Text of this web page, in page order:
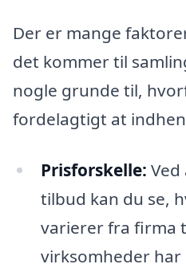
Der er mange
det kommer til
nogle grunde til,
fordelagtigt at
Prisforskelle:
tilbud kan du se,
varierer fra firma
virksomheder